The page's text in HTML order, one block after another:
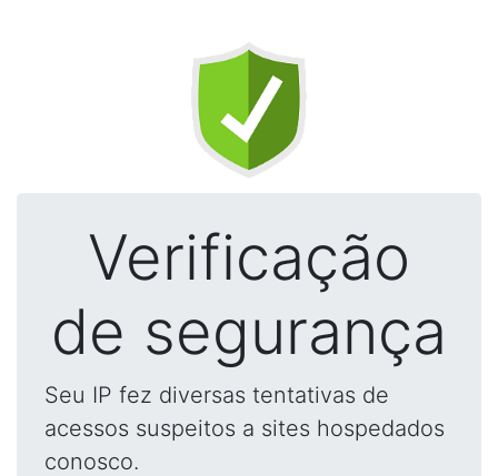
Verificação
de segurança
Seu IP fez diversas tentativas de
acessos suspeitos a sites hospedados
conosco.